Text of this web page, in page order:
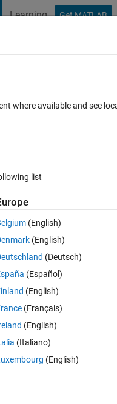
Learning Get MATLAB
FAQs
になる問題
を適応し、原画像から処
画像とコントラスとが全く
上で表示されてる画像
where available and see
list
(English)
(English)
(Deutsch)
(Español)
(English)
(Français)
(English)
(Italiano)
(English)